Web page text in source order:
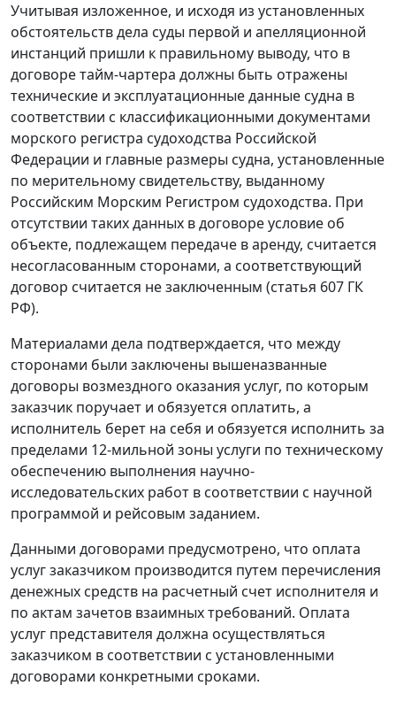
Учитывая изложенное, и исходя из установленных
обстоятельств дела суды первой и апелляционной
инстанций пришли к правильному выводу, что в
договоре тайм-чартера должны быть отражены
технические и эксплуатационные данные судна в
соответствии с классификационными документами
морского регистра судоходства Российской
Федерации и главные размеры судна, установленные
по мерительному свидетельству, выданному
Российским Морским Регистром судоходства. При
отсутствии таких данных в договоре условие об
объекте, подлежащем передаче в аренду, считается
несогласованным сторонами, а соответствующий
договор считается не заключенным (статья 607 ГК
РФ).
Материалами дела подтверждается, что между
сторонами были заключены вышеназванные
договоры возмездного оказания услуг, по которым
заказчик поручает и обязуется оплатить, а
исполнитель берет на себя и обязуется исполнить за
пределами 12-мильной зоны услуги по техническому
обеспечению выполнения научно-
исследовательских работ в соответствии с научной
программой и рейсовым заданием.
Данными договорами предусмотрено, что оплата
услуг заказчиком производится путем перечисления
денежных средств на расчетный счет исполнителя и
по актам зачетов взаимных требований. Оплата
услуг представителя должна осуществляться
заказчиком в соответствии с установленными
договорами конкретными сроками.